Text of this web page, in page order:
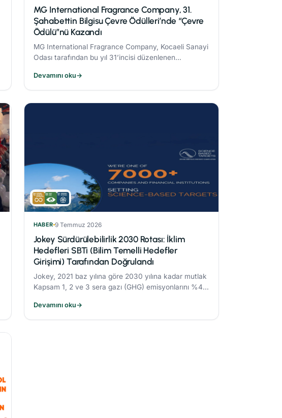
MG International Fragrance Company, 31.
Şahabettin Bilgisu Çevre Ödülleri’nde “Çevre
Ödülü”nü Kazandı
MG International Fragrance Company, Kocaeli Sanayi
Odası tarafından bu yıl 31’incisi düzenlenen
ölçekli işletme kategorisinde "Çevre Ödülü"nün sahibi
oldu.
Devamını oku→
HABER 9 Temmuz 2026
Jokey Sürdürülebilirlik 2030 Rotası: İklim
Hedefleri SBTi (Bilim Temelli Hedefler
Girişimi) Tarafından Doğrulandı
Jokey, 2021 baz yılına göre 2030 yılına kadar mutlak
Kapsam 1, 2 ve 3 sera gazı (GHG) emisyonlarını %42
Devamını oku→